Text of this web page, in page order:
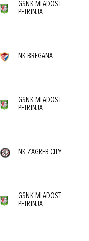
GSNK MLADOST
PETRINJA
NK BREGANA
GSNK MLADOST
PETRINJA
NK ZAGREB CITY
GSNK MLADOST
PETRINJA